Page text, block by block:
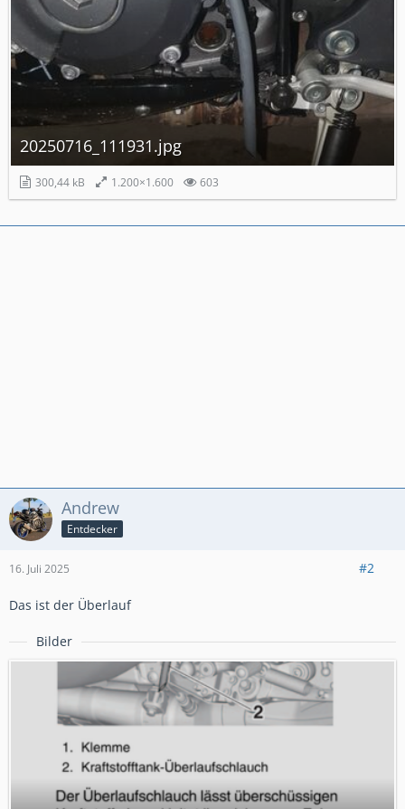
20250716_111931.jpg
300,44 kB 1.200×1.600 603
Andrew
Entdecker
16. Juli 2025 #2
Das ist der Überlauf
Bilder